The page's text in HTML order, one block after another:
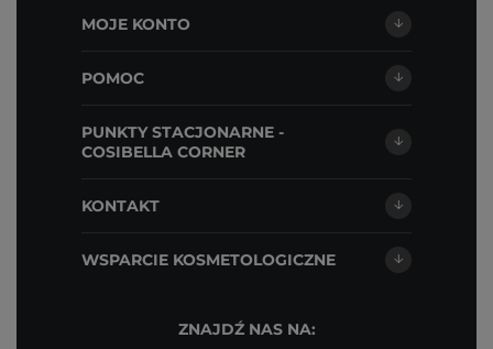
MOJE KONTO
POMOC
PUNKTY STACJONARNE -
COSIBELLA CORNER
KONTAKT
WSPARCIE KOSMETOLOGICZNE
ZNAJDŹ NAS NA: